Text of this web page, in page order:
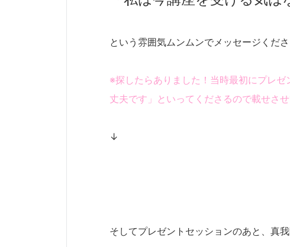
という雰囲気ムンムンでメッセージくだ
※探したらありました！当時最初にプレ
丈夫です」といってくださるので載せさ
↓
そしてプレゼントセッションのあと、真